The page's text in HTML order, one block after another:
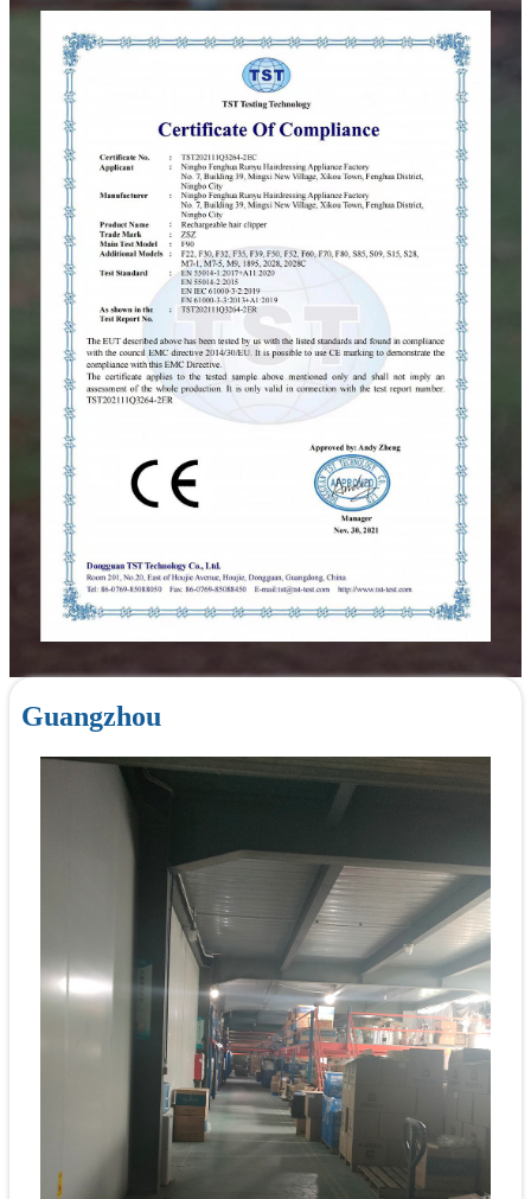
Guangzhou